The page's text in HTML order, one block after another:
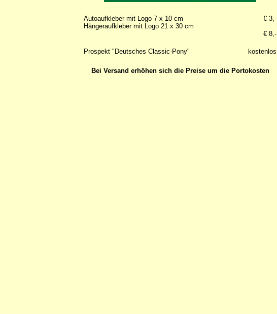
Autoaufkleber mit Logo 7 x 10 cm
Hängeraufkleber mit Logo 21 x 30 cm
€ 3,-
€ 8,-
Prospekt "Deutsches Classic-Pony" kostenlos
Bei Versand erhöhen sich die Preise um die Portokosten